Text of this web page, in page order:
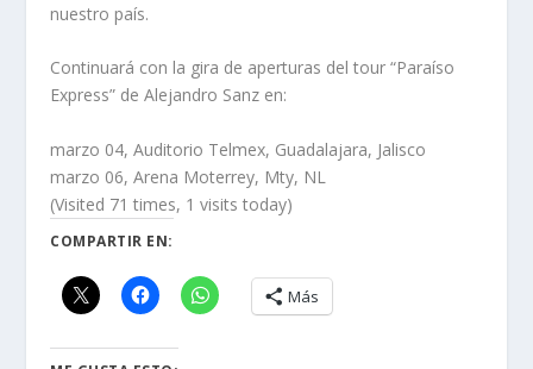
nuestro país.
Continuará con la gira de aperturas del tour “Paraíso
Express” de Alejandro Sanz en:
marzo 04, Auditorio Telmex, Guadalajara, Jalisco
marzo 06, Arena Moterrey, Mty, NL
(Visited 71 times, 1 visits today)
COMPARTIR EN:
Más